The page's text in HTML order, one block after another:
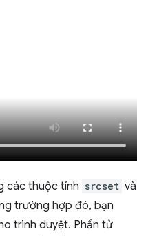
các thuộc tính srcset và
trường hợp đó, bạn
trình duyệt. Phần tử